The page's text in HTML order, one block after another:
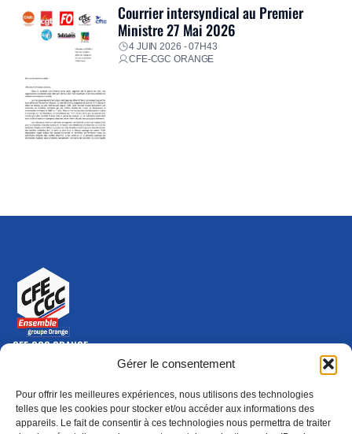
Gérer le consentement
Pour offrir les meilleures expériences, nous utilisons des technologies
telles que les cookies pour stocker et/ou accéder aux informations des
appareils. Le fait de consentir à ces technologies nous permettra de traiter
Courrier intersyndical au Premier
Ministre 27 Mai 2026
4 JUIN 2026 - 07H43
CFE-CGC ORANGE
CFE-CGC ORANGE
10-12 rue Saint Amand, 75015 Paris Cedex 15
Nous contacter
01 46 79 28 74